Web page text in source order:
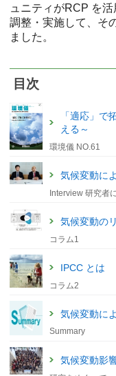
ュニティがRCP を
調整・実施して、そ
ました。
目次
「適応」で
える～
環境儀 NO.61
気候変動に
Interview 研究者
気候変動の
コラム1
IPCC とは
コラム2
気候変動に
Summary
気候変動影